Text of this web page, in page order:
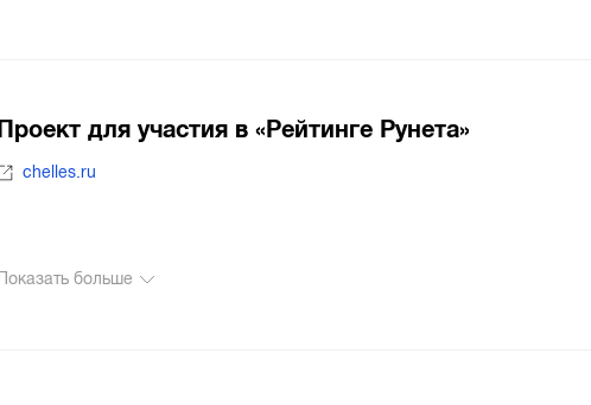
Проект для участия в «Рейтинге Рунета»
chelles.ru
Показать больше